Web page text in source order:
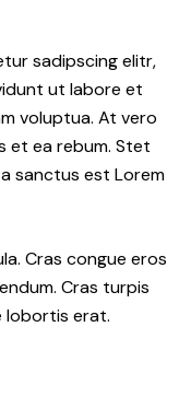
sadipscing elitr,
ut labore et
voluptua. At vero
et ea rebum. Stet
sanctus est Lorem
Cras congue eros
Cras turpis
lobortis erat.